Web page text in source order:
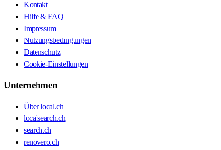
Kontakt
Hilfe & FAQ
Impressum
Nutzungsbedingungen
Datenschutz
Cookie-Einstellungen
Unternehmen
Über local.ch
localsearch.ch
search.ch
renovero.ch